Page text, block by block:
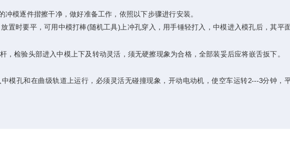
模逐件揩擦干净，做好准备工作，依照以下步骤进行安装。
时要平，可用中模打棒(随机工具)上冲孔穿入，用手锤轻打入，中模进入模孔后，其平
验头部进入中模上下及转动灵活，须无硬擦现象为合格，全部装妥后应将嵌舌扳下。
孔和在曲级轨道上运行，必须灵活无碰撞现象，开动电动机，使空车运转2---3分钟，